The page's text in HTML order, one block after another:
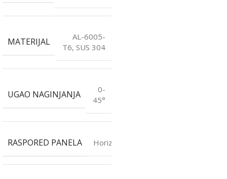
MATERIJAL
AL-6005-
T6, SUS 304
UGAO NAGINJANJA
0-
45°
RASPORED PANELA Horizontalno